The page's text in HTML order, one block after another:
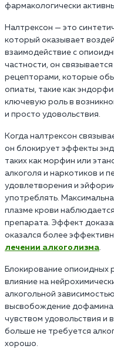
фармакологически
Налтрексон — это
который оказывает
взаимодействие с
частности, он
рецепторами, которые
опиаты, такие как
ключевую роль в
и просто удовольствия.
Когда налтрексон
он блокирует эффекты
таких как морфин или
алкоголя и наркотиков и
удовлетворения и
употреблять.
плазме крови
препарата. Эффект
оказался более
лечении алкоголизма.
Блокирование опиоидных
влияние на
алкогольной
высвобождение дофамина
чувством удовольствия и
больше не требуется
хорошо.